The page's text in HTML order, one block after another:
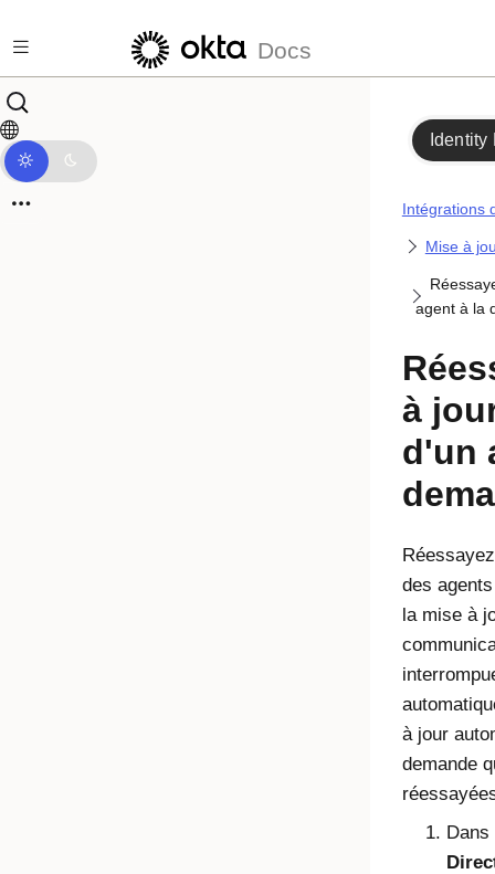
Docs
Identity
Intégrations
Mise à
agent à la
à
d'un
des
la mise à
à jour
demande